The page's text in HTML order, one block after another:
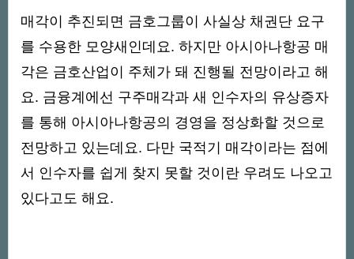
매각이 추진되면 금호그룹이 사실상 채권단 요구
를 수용한 모양새인데요. 하지만 아시아나항공 매
각은 금호산업이 주체가 돼 진행될 전망이라고 해
요. 금융계에선 구주매각과 새 인수자의 유상증자
를 통해 아시아나항공의 경영을 정상화할 것으로
전망하고 있는데요. 다만 국적기 매각이라는 점에
서 인수자를 쉽게 찾지 못할 것이란 우려도 나오고
있다고도 해요.